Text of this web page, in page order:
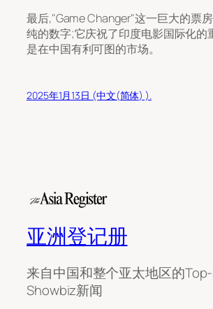
最后,"Game Changer"这一巨大的票
纯的数字;它庆祝了印度电影国际化的
是在中国有利可图的市场。
2025年1月13日 (中文(简体) ).
亚洲登记册
来自中国和整个亚太地区的
Showbiz新闻